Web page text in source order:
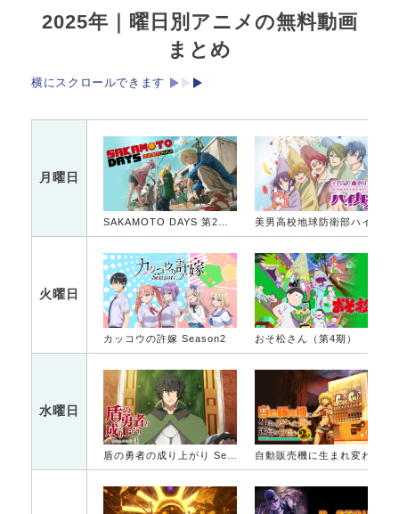
2025年｜曜日別アニメの無料動画
まとめ
横にスクロールできます
月曜日
火曜日
カッコウの許嫁 Season2 おそ松さん（第4期）
水曜日